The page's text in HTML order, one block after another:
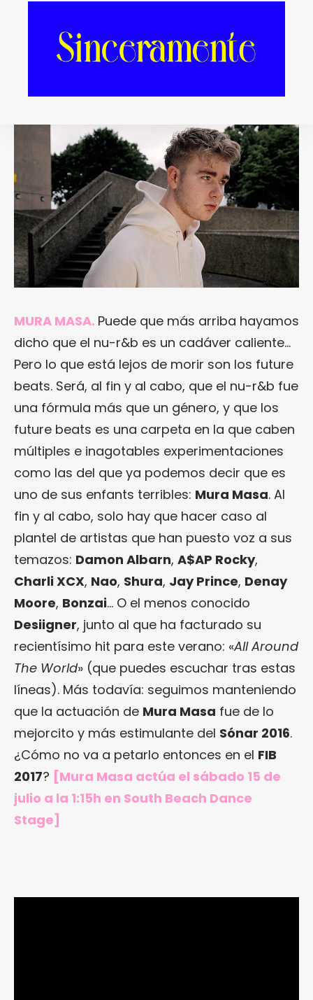
[divider]Mura Masa[/divider]
MURA MASA. Puede que más arriba hayamos
dicho que el nu-r&b es un cadáver caliente…
Pero lo que está lejos de morir son los future
beats. Será, al fin y al cabo, que el nu-r&b fue
una fórmula más que un género, y que los
future beats es una carpeta en la que caben
múltiples e inagotables experimentaciones
como las del que ya podemos decir que es
uno de sus enfants terribles: Mura Masa. Al
fin y al cabo, solo hay que hacer caso al
plantel de artistas que han puesto voz a sus
temazos: Damon Albarn, A$AP Rocky,
Charli XCX, Nao, Shura, Jay Prince, Denay
Moore, Bonzai… O el menos conocido
Desiigner, junto al que ha facturado su
recientísimo hit para este verano: «All Around
The World» (que puedes escuchar tras estas
líneas). Más todavía: seguimos manteniendo
que la actuación de Mura Masa fue de lo
mejorcito y más estimulante del Sónar 2016.
¿Cómo no va a petarlo entonces en el FIB
2017? [Mura Masa actúa el sábado 15 de
julio a la 1:15h en South Beach Dance
Stage]